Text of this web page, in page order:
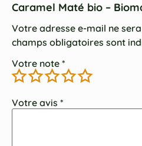
Caramel Maté bio –
Votre adresse e-mail ne
champs obligatoires sont
Votre note *
Votre avis *